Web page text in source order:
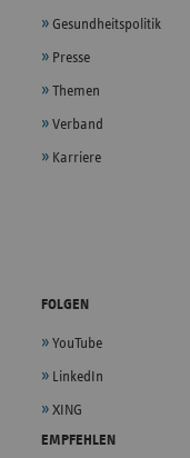
Gesundheitspolitik
Presse
Themen
Verband
Karriere
FOLGEN
YouTube
LinkedIn
XING
EMPFEHLEN